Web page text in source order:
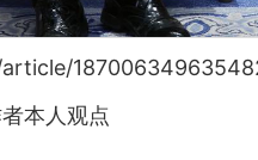
本人观点